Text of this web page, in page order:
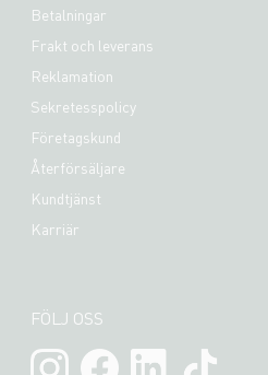
Betalningar
Frakt och leverans
Reklamation
Sekretesspolicy
Företagskund
Återförsäljare
Kundtjänst
Karriär
FÖLJ OSS